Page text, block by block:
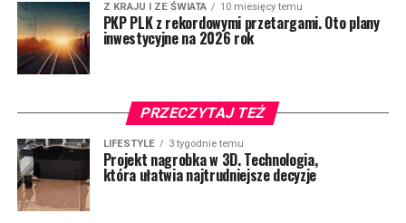
Z KRAJU I ZE ŚWIATA 10 miesięcy temu
PKP PLK z rekordowymi przetargami. Oto plany
inwestycyjne na 2026 rok
PRZECZYTAJ TEŻ
LIFESTYLE 3 tygodnie temu
Projekt nagrobka w 3D. Technologia,
która ułatwia najtrudniejsze decyzje